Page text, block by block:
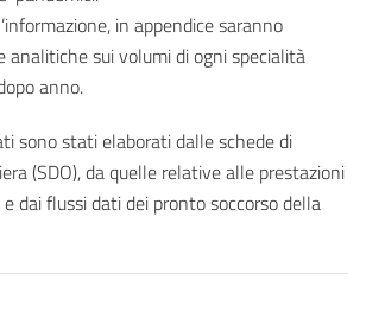
in appendice saranno
analitiche sui volumi di ogni specialità
anno.
sono stati elaborati dalle schede di
(SDO), da quelle relative alle prestazioni
dai flussi dati dei pronto soccorso della